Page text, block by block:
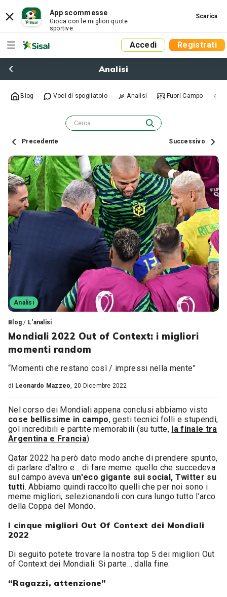
App scommesse
Gioca con le migliori quote
sportive.
Scarica
Accedi Registrati
Analisi
Blog Voci di spogliatoio Analisi Fuori Campo
Precedente Successivo
Analisi
Blog / L'analisi
Mondiali 2022 Out of Context: i migliori
momenti random
“Momenti che restano così / impressi nella mente”
di Leonardo Mazzeo, 20 Dicembre 2022
Nel corso dei Mondiali appena conclusi abbiamo visto
cose bellissime in campo, gesti tecnici folli e stupendi,
gol incredibili e partite memorabili (su tutte, la finale tra
Argentina e Francia).
Qatar 2022 ha però dato modo anche di prendere spunto,
di parlare d’altro e… di fare meme: quello che succedeva
sul campo aveva un'eco gigante sui social, Twitter su
tutti. Abbiamo quindi raccolto quelli che per noi sono i
meme migliori, selezionandoli con cura lungo tutto l’arco
della Coppa del Mondo.
I cinque migliori Out Of Context dei Mondiali
2022
Di seguito potete trovare la nostra top 5 dei migliori Out
of Context dei Mondiali. Si parte… dalla fine.
“Ragazzi, attenzione”